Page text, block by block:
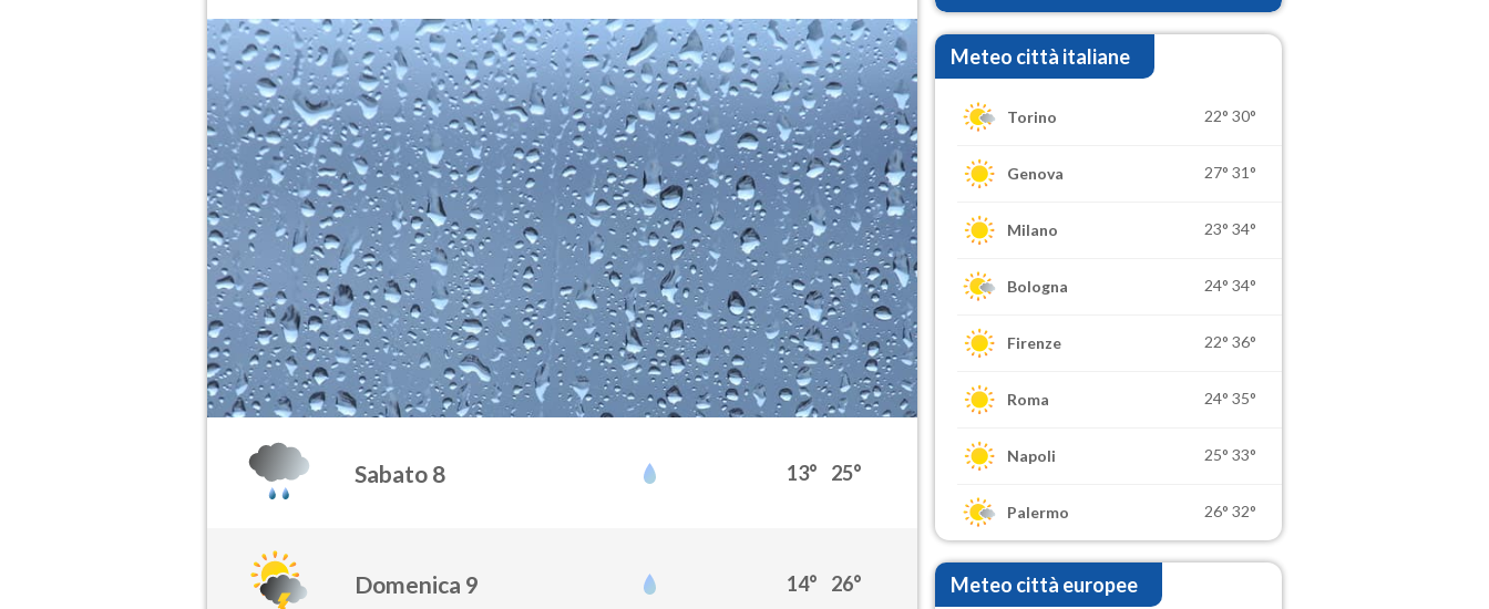
Sabato 8 13° 25°
Domenica 9 14° 26°
Meteo città italiane
Torino 22° 30°
Genova 27° 31°
Milano 23° 34°
Bologna 24° 34°
Firenze 22° 36°
Roma 24° 35°
Napoli 25° 33°
Palermo 26° 32°
Meteo città europee